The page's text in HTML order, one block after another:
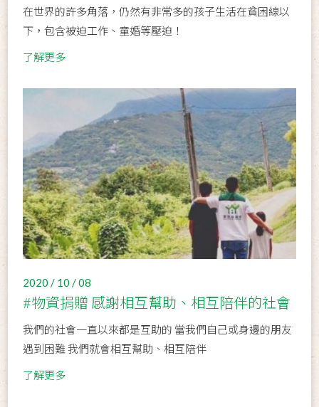
在世界的許多角落，仍然有非常多的孩子生活在貧困線以
下，包含被迫工作、童婚等壓迫！
了解更多
2020 / 10 / 08
#物資捐贈 感謝相互幫助、相互陪伴的社會
我們的社會一直以來都是互助的 當我們自己或身邊的朋友
遇到困難 我們就會相互幫助、相互陪伴
了解更多